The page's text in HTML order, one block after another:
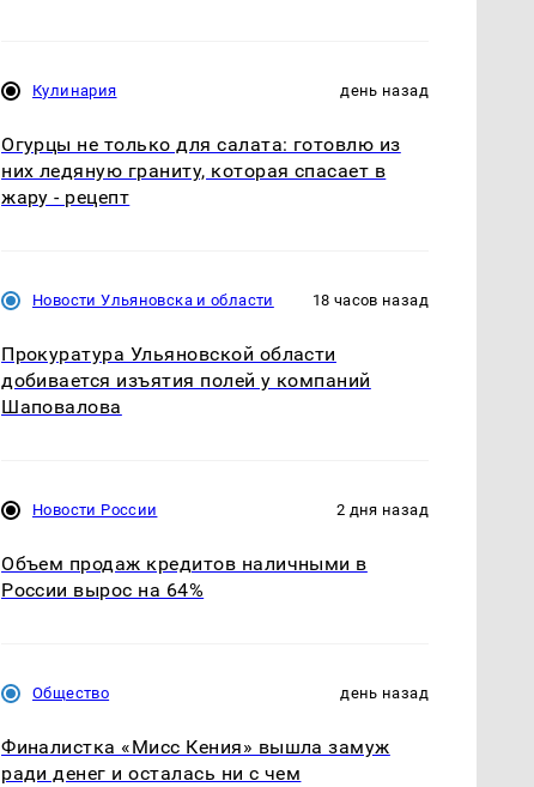
Кулинария день назад
Огурцы не только для салата: готовлю из
них ледяную граниту, которая спасает в
жару - рецепт
Новости Ульяновска и области 18 часов назад
Прокуратура Ульяновской области
добивается изъятия полей у компаний
Шаповалова
Новости России 2 дня назад
Объем продаж кредитов наличными в
России вырос на 64%
Общество день назад
Финалистка «Мисс Кения» вышла замуж
ради денег и осталась ни с чем